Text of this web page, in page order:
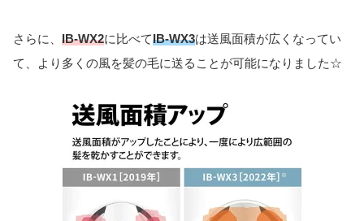
さらに、 IB-WX2に比べてIB-WX3は送風面積が広くなってい
て、より多くの風を髪の毛に送ることが可能になりました☆